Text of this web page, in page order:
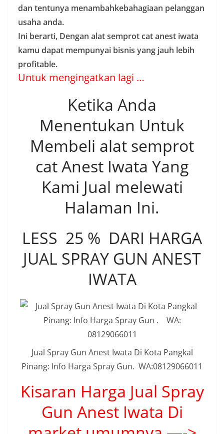
dan tentunya menambahkebahagiaan pelanggan
usaha anda.
Ini berarti, Dengan alat semprot cat anest iwata
kamu dapat mempunyai bisnis yang jauh lebih
profitable.
Untuk mengingatkan lagi …
Ketika Anda
Menentukan Untuk
Membeli alat semprot
cat Anest Iwata Yang
Kami Jual melewati
Halaman Ini.
LESS 25 % DARI HARGA
JUAL SPRAY GUN ANEST
IWATA
Jual Spray Gun Anest Iwata Di Kota Pangkal
Pinang: Info Harga Spray Gun. WA:08129066011
Kisaran Harga Jual Spray
Gun Anest Iwata Di